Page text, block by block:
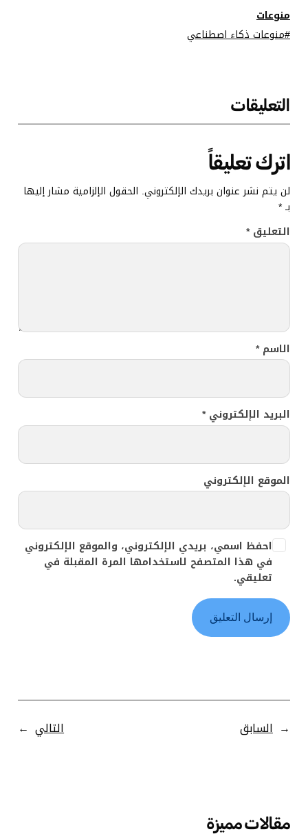
منوعات
منوعات ذكاء اصطناعي
التعليقات
اترك تعليقاً
لن يتم نشر عنوان بريدك الإلكتروني. الحقول الإلزامية مشار إليها
بـ*
التعليق*
الاسم*
البريد الإلكتروني*
الموقع الإلكتروني
احفظ اسمي، بريدي الإلكتروني، والموقع الإلكتروني
في هذا المتصفح لاستخدامها المرة المقبلة في
تعليقي.
← السابق التالي →
مقالات مميزة